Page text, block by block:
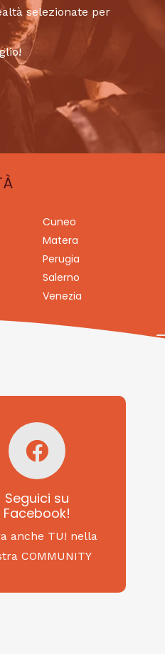
selezionate per
Cuneo
Matera
Perugia
Salerno
Venezia
Seguici su
Facebook!
anche TU! nella
COMMUNITY
Seguici su
Facebook!
SAGRITALY
cibi e tradizioni
Nord a Sud...